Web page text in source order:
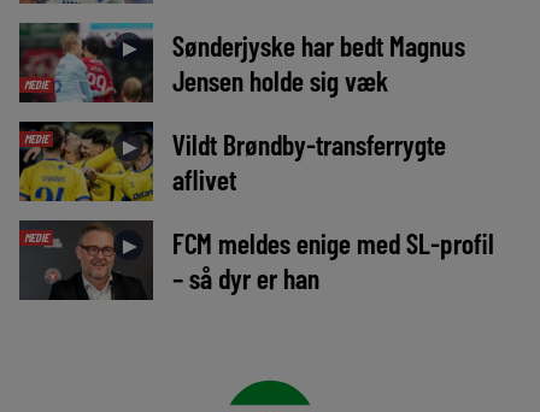
MEDIE
►
Sønderjyske har bedt Magnus
Jensen holde sig væk
MEDIE ►
Vildt Brøndby-transferrygte
aflivet
MEDIE ►
FCM meldes enige med SL-profil
– så dyr er han